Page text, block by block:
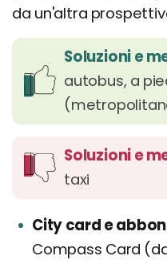
da un'altra
Soluzioni e
autobus, a
Soluzioni e
taxi
City card e
Compass Card